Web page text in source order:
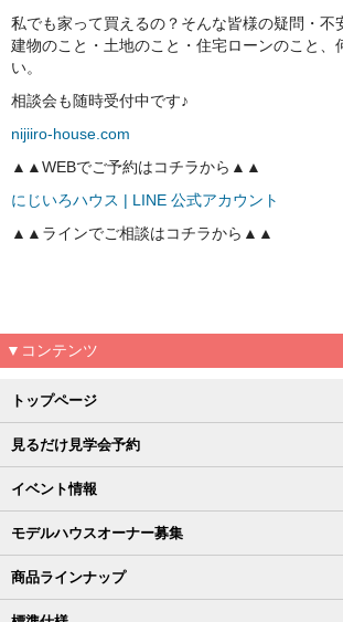
私でも家って買えるの？そんな皆様の疑問・不
建物のこと・土地のこと・住宅ローンのこと、
い。
相談会も随時受付中です♪
nijiiro-house.com
▲▲WEBでご予約はコチラから▲▲
にじいろハウス | LINE 公式アカウント
▲▲ラインでご相談はコチラから▲▲
▼コンテンツ
トップページ
見るだけ見学会予約
イベント情報
モデルハウスオーナー募集
商品ラインナップ